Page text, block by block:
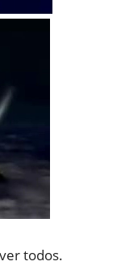
todos.